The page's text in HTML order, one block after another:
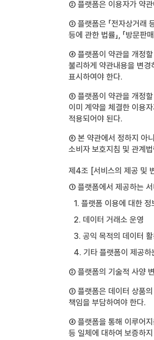
② 플랫폼은 이용자가 약
③ 플랫폼은 「전자상거래
등에 관한 법률」, 「방문
④ 플랫폼이 약관을 개정
불리하게 약관내용을 변
표시하여야 한다.
⑤ 플랫폼이 약관을 개정
이미 계약을 체결한 이용
적용되어야 된다.
⑥ 본 약관에서 정하지 아
소비자 보호지침 및 관계
제4조 [서비스의 제공 및
① 플랫폼에서 제공하는
1. 플랫폼 이용에 대한 정
2. 데이터 거래소 운영
3. 공익 목적의 데이터
4. 기타 플랫폼이 제공하
② 플랫폼의 기술적 사양
③ 플랫폼은 데이터 상품
책임을 부담하여야 한다.
④ 플랫폼을 통해 이루어
등 일체에 대하여 보증하